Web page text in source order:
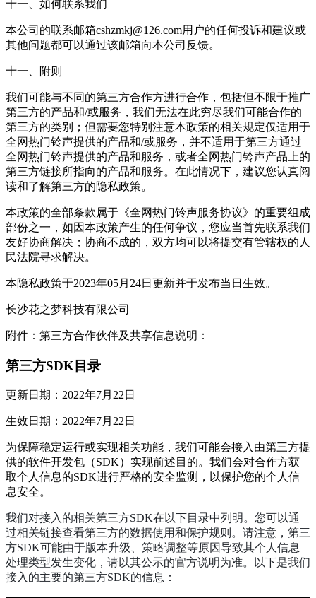
十一、如何联系我们
本公司的联系邮箱cshzmkj@126.com用户的任何投诉和建议或
其他问题都可以通过该邮箱向本公司反馈。
十一、附则
我们可能与不同的第三方合作方进行合作，包括但不限于推广
第三方的产品和/或服务，我们无法在此穷尽我们可能合作的
第三方的类别；但需要您特别注意本政策的相关规定仅适用于
全网热门铃声提供的产品和/或服务，并不适用于第三方通过
全网热门铃声提供的产品和服务，或者全网热门铃声产品上的
第三方链接所指向的产品和服务。在此情况下，建议您认真阅
读和了解第三方的隐私政策。
本政策的全部条款属于《全网热门铃声服务协议》的重要组成
部份之一，如因本政策产生的任何争议，您应当首先联系我们
友好协商解决；协商不成的，双方均可以将提交有管辖权的人
民法院寻求解决。
本隐私政策于2023年05月24日更新并于发布当日生效。
长沙花之梦科技有限公司
附件：第三方合作伙伴及共享信息说明：
第三方SDK目录
更新日期：2022年7月22日
生效日期：2022年7月22日
为保障稳定运行或实现相关功能，我们可能会接入由第三方提
供的软件开发包（SDK）实现前述目的。我们会对合作方获
取个人信息的SDK进行严格的安全监测，以保护您的个人信
息安全。
我们对接入的相关第三方SDK在以下目录中列明。您可以通
过相关链接查看第三方的数据使用和保护规则。请注意，第三
方SDK可能由于版本升级、策略调整等原因导致其个人信息
处理类型发生变化，请以其公示的官方说明为准。以下是我们
接入的主要的第三方SDK的信息：